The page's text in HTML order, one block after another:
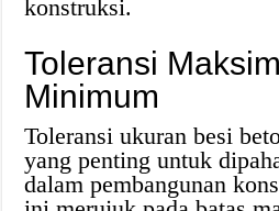
konstruksi.
Toleransi
Minimum
Toleransi ukuran besi
yang penting untuk
dalam pembangunan